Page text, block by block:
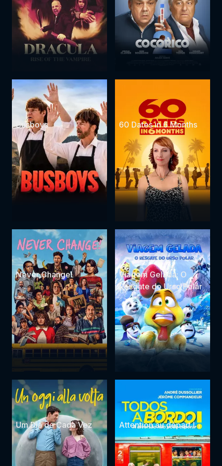
Busboys 60 Dates in 6 Months
Never Change!
Viagem Gelada: O
Resgate do Urso Polar
Um Dia de Cada Vez Attention au départ !